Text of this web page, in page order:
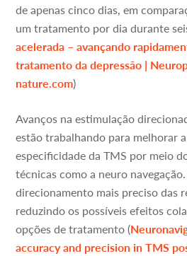
de apenas cinco dias, em
um tratamento por dia durante
acelerada – avançando
tratamento da depressão |
nature.com)
Avanços na estimulação
estão trabalhando para melhorar
especificidade da TMS por meio
técnicas como a neuro
direcionamento mais preciso das
reduzindo os possíveis efeitos
opções de tratamento (
accuracy and precision in TMS